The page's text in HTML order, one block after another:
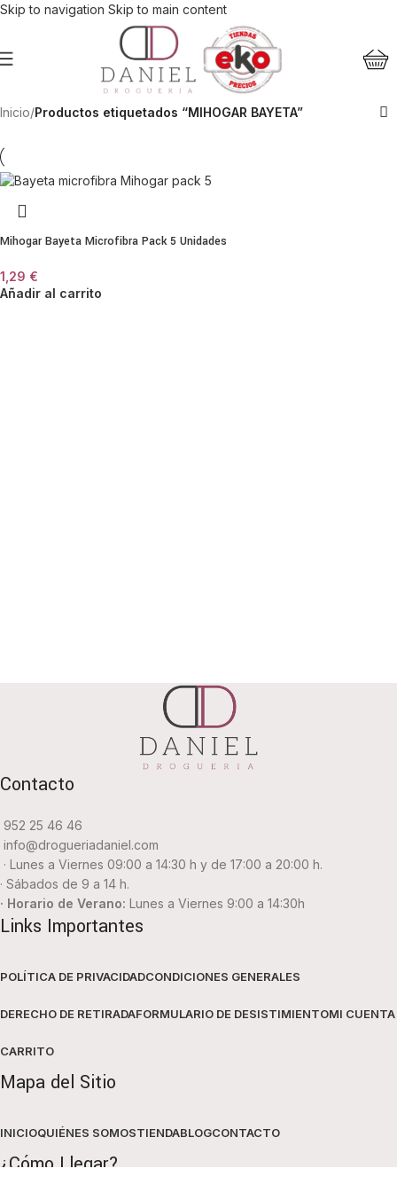
Skip to navigation Skip to main content
Inicio/Productos etiquetados “MIHOGAR BAYETA”
Mihogar Bayeta Microfibra Pack 5 Unidades
1,29 €
Añadir al carrito
Contacto
952 25 46 46
info@drogueriadaniel.com
· Lunes a Viernes 09:00 a 14:30 h y de 17:00 a 20:00 h.
· Sábados de 9 a 14 h.
· Horario de Verano: Lunes a Viernes 9:00 a 14:30h
Links Importantes
POLÍTICA DE PRIVACIDADCONDICIONES GENERALES
DERECHO DE RETIRADAFORMULARIO DE DESISTIMIENTOMI CUENTA
CARRITO
Mapa del Sitio
INICIOQUIÉNES SOMOSTIENDABLOGCONTACTO
¿Cómo Llegar?